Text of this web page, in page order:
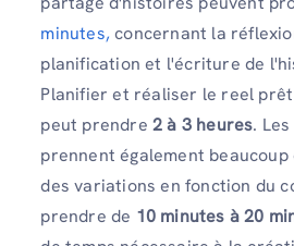
minutes, concernant la
planification et l'écriture de
Planifier et réaliser le reel
peut prendre 2 à 3 heures.
prennent également beaucoup
des variations en fonction du
prendre de 10 minutes à 20